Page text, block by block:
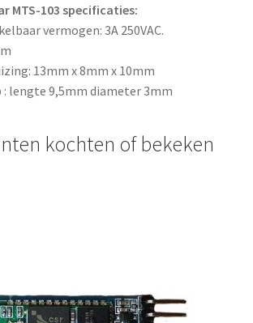
MTS-103 specificaties:
vermogen: 3A 250VAC.
13mm x 8mm x 10mm
lengte 9,5mm diameter 3mm
kochten of bekeken